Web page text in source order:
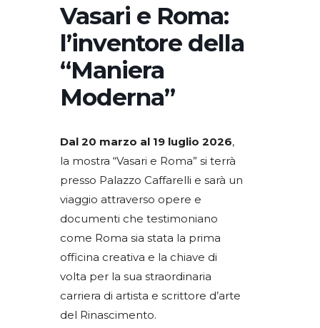
Vasari e Roma:
l’inventore della
“Maniera
Moderna”
Dal 20 marzo al 19 luglio 2026,
la mostra “Vasari e Roma” si terrà
presso Palazzo Caffarelli e sarà un
viaggio attraverso opere e
documenti che testimoniano
come Roma sia stata la prima
officina creativa e la chiave di
volta per la sua straordinaria
carriera di artista e scrittore d’arte
del Rinascimento.